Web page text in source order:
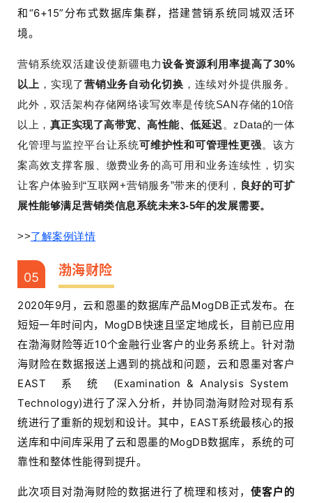
和“6+15”分布式数据库集群，搭建营销系统同城双活环
境。
营销系统双活建设使新疆电力设备资源利用率提高了30%
以上 ，实现了营销业务自动化切换 ，连续对外提供服务。
此外，双活架构存储网络读写效率是传统SAN存储的10倍
以上， 真正实现了高带宽、高性能、低延迟 。zData的一体
化管理与监控平台让系统可维护性和可管理性更强。该方
案高效支撑客服、缴费业务的高可用和业务连续性，切实
让客户体验到“互联网+营销服务”带来的便利， 良好的可扩
展性能够满足营销类信息系统未来3-5年的发展需要。
>>了解案例详情
05 渤海财险
2020年9月，云和恩墨的数据库产品MogDB正式发布。在
短短一年时间内，MogDB快速且坚定地成长，目前已应用
在渤海财险等近10个金融行业客户的业务系统上。针对渤
海财险在数据报送上遇到的挑战和问题，云和恩墨对客户
EAST系统(Examination & Analysis System
Technology)进行了深入分析，并协同渤海财险对现有系
统进行了重新的规划和设计。其中，EAST系统最核心的报
送库和中间库采用了云和恩墨的MogDB数据库，系统的可
靠性和整体性能得到提升。
此次项目对渤海财险的数据进行了梳理和核对， 使客户的